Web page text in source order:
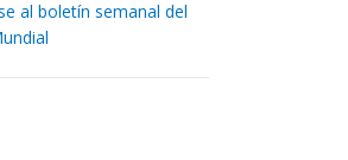
al boletín semanal del